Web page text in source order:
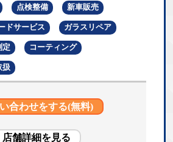
点検整備 新車販売
ドサービス ガラスリペア
定 コーティング
扱
合わせをする(無料)
店舗詳細を見る